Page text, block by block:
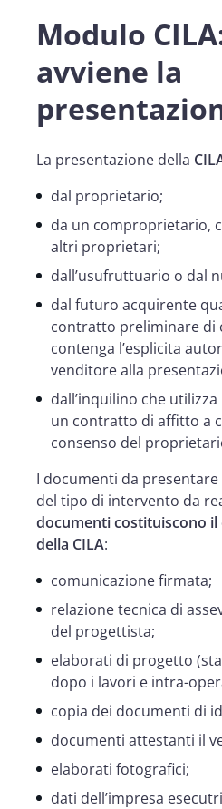
Modulo
avviene la
La presentazione della
dal proprietario;
da un comproprietario,
altri proprietari;
dall’usufruttuario o dal
dal futuro acquirente
contratto preliminare di
contenga l’esplicita
venditore alla
dall’inquilino che utilizza
un contratto di affitto a
consenso del
I documenti da
del tipo di intervento da
documenti costituiscono
della CILA:
comunicazione firmata;
relazione tecnica di
del progettista;
elaborati di progetto
dopo i lavori e intra-
copia dei documenti di
documenti attestanti il
elaborati fotografici;
dati dell’impresa